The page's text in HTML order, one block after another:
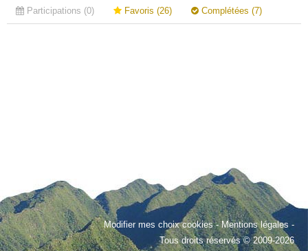
Participations (0) Favoris (26) Complétées (7)
Modifier mes choix cookies-Mentions légales -
Tous droits réservés © 2009-2026